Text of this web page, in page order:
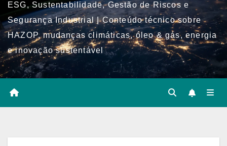
ESG, Sustentabilidade, Gestão de Riscos e
Segurança Industrial | Conteúdo técnico sobre
HAZOP, mudanças climáticas, óleo & gás, energia
e inovação sustentável